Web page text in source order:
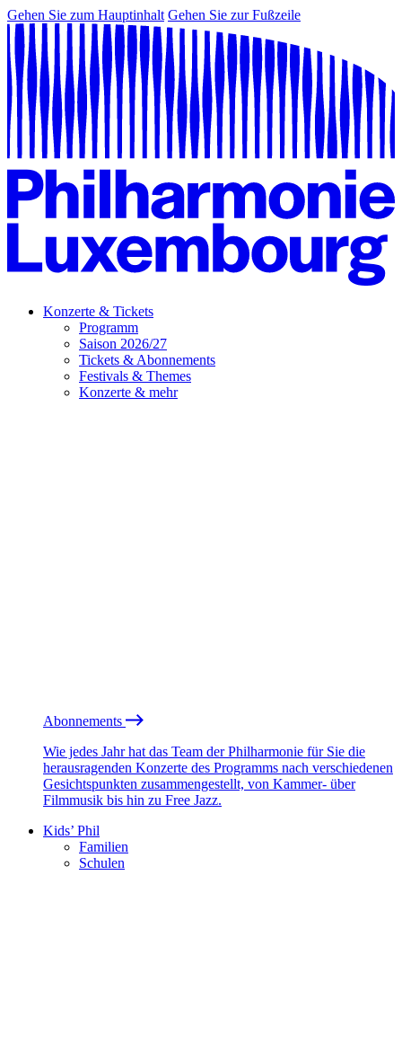
Gehen Sie zum Hauptinhalt Gehen Sie zur Fußzeile
Konzerte & Tickets
Programm
Saison 2026/27
Tickets & Abonnements
Festivals & Themes
Konzerte & mehr
Abonnements
Wie jedes Jahr hat das Team der Philharmonie für Sie die
herausragenden Konzerte des Programms nach verschiedenen
Gesichtspunkten zusammengestellt, von Kammer- über
Filmmusik bis hin zu Free Jazz.
Kids’ Phil
Familien
Schulen